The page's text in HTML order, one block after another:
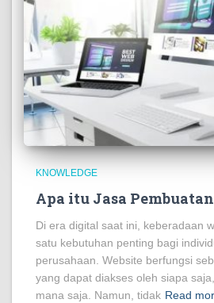
KNOWLEDGE
Apa itu Jasa
Di era digital saat ini, keberadaan
satu kebutuhan penting bagi
perusahaan. Website berfungsi
yang dapat diakses oleh siapa
mana saja. Namun, tidak Read